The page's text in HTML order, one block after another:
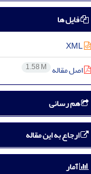
فایل ها
XML
اصل مقاله 1.58 M
هم رسانی
ارجاع به این مقاله
آمار